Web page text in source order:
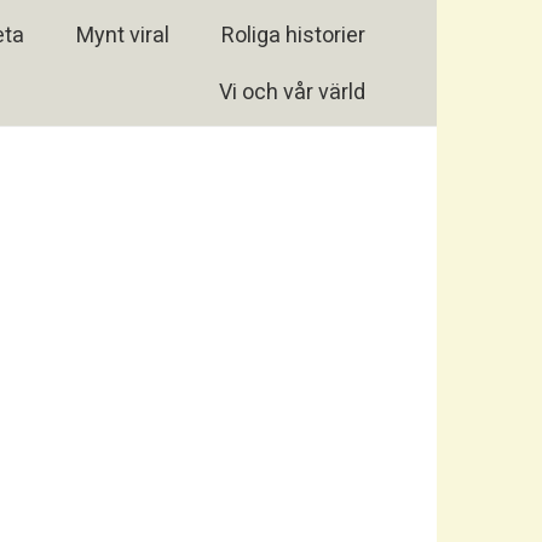
Mynt viral Roliga historier
Vi och vår värld